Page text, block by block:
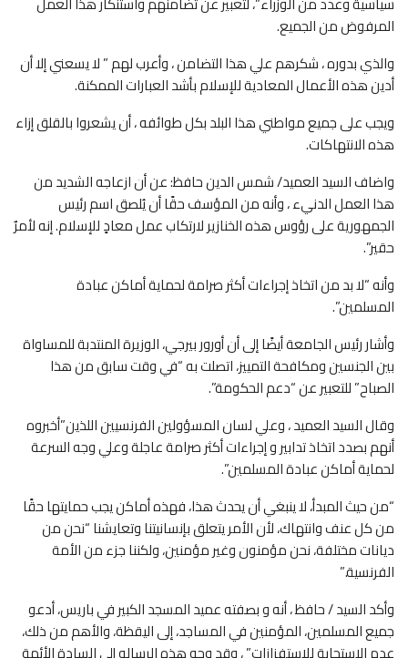
المرفوض من الجميع.
والذي بدوره ، شكرهم علي هذا التضامن ، وأعرب لهم ” لا يسعني إلا أن
أدين هذه الأعمال المعادية للإسلام بأشد العبارات الممكنة.
ويجب على جميع مواطني هذا البلد بكل طوائفه ، أن يشعروا بالقلق إزاء
هذه الانتهاكات.
واضاف السيد العميد/ شمس الدين حافظ: عن أن ازعاجه الشديد من
هذا العمل الدنيء ، وأنه من المؤسف حقًا أن يُلصق اسم رئيس
الجمهورية على رؤوس هذه الخنازير لارتكاب عمل معادٍ للإسلام. إنه لأمرٌ
حقير”.
وأنه “لا بد من اتخاذ إجراءات أكثر صرامة لحماية أماكن عبادة
المسلمين”.
وأشار رئيس الجامعة أيضًا إلى أن أورور بيرجي، الوزيرة المنتدبة للمساواة
بين الجنسين ومكافحة التمييز، اتصلت به “في وقت سابق من هذا
الصباح” للتعبير عن “دعم الحكومة”.
وقال السيد العميد ، وعلي لسان المسؤولين الفرنسيين اللذين”أخبروه
أنهم بصدد اتخاذ تدابير و إجراءات أكثر صرامة عاجلة وعلي وجه السرعة
لحماية أماكن عبادة المسلمين”.
“من حيث المبدأ، لا ينبغي أن يحدث هذا، فهذه أماكن يجب حمايتها حقًا
من كل عنف وانتهاك، لأن الأمر يتعلق بإنسانيتنا وتعايشنا “نحن من
ديانات مختلفة، نحن مؤمنون وغير مؤمنين، ولكننا جزء من الأمة
الفرنسية.”
وأكد السيد / حافظ ، أنه و بصفته عميد المسجد الكبير في باريس، أدعو
جميع المسلمين، المؤمنين في المساجد، إلى اليقظة، والأهم من ذلك،